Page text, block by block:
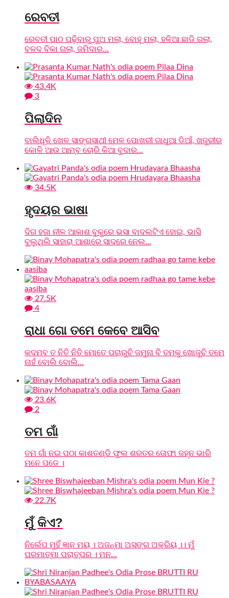
ରେବତୀ
ରେବତୀ ପାଠ ପଢ଼ିବାରୁ ପୁଅ ମଲା, ବୋହୂ ମଲା, ହଳିଆ ଛାଡି ଗଲା,
ବଳଦ ବିକା ଗଲା, ଜମିଦାର...
43.4K
3
ପିଲାଦିନ
ବାଲିଧୂଳି ଖେଳ ସାଙ୍ଗସାଥୀ ମେଳ ପୋଖରୀ ଗାଧୁଆ ଡିଆଁ, ଖଜୁରୀର
କୋଳି ଆଉ ଆମ୍ବ ଚୋରି କିଆ ବୁଦାର...
34.5K
ହୃଦୟର ଭାଷା
ଦିଗ ହଜା ନୀଳ ଆକାଶ ବୁକୁରେ ଭସା ବାଦଲଟିଏ ହୋଇ, ଭାସି
ବୁଲୁଥିଲି ସାହାରା ଆଶାରେ ସାଦରେ ନେଲ...
27.5K
4
ରାଧା ଗୋ ତମେ କେବେ ଆସିବ
କଦମ୍ବ ତ ନିତି ନିତି ମୋତେ ପଚାରୁଚି ଜମୁନା ବି ତମକୁ ଖୋଜୁଚି ତମେ
ନାହଁ ବୋଲି ବୋଲି...
23.6K
2
ତମ ଗାଁ
ତମ ଗାଁ ନଇ ପଠା କାଶତଣ୍ଡି ଫୁଲ ଶରତର ତୋଫା ଜହ୍ନ ଭାରି
ମନେ ପଡେ ।
22.7K
ମୁଁ କିଏ?
ନିର୍ଲେପ ମୁହିଁ ଜ୍ଞାନ ମୟ । ଅଜନ୍ମା ଅସଙ୍ଗ ଅକ୍ରିୟ ।। ମୁଁ
ପରମାତ୍ମା ପରାତ୍ପର । ମନ...